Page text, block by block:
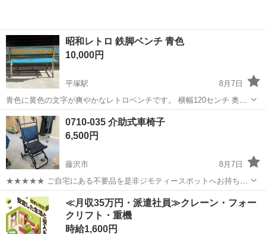
昭和レトロ 鉄脚ベンチ 青色
10,000円
平塚駅
8月7日
青色に黄色の文字が爽やかなレトロベンチです。 横幅120センチ 奥行
き58センチ 高さ64センチ 誤差はご容赦ください 1本脚の先がないで
す。その他全体的にダメージあり。 直せる方いかがでしょうか？ 自宅
前まで車で取...
神奈川 平塚市 椅子
0710-035 介助式車椅子
6,500円
藤沢市
8月7日
★★★★★ ご自宅にある不要品を是非ジモティースポットへお持ち込
みしませんか？ 家電、趣味・スポーツ・レジャー用品、こども用品、
衣料服飾品、生活雑貨、家具、本、CD・DVDなどが無料でまとめて持
ち込めます！ ※詳細はこ...
神奈川 藤沢市 椅子 車椅子
≪月収35万円・派遣社員≫クレーン・フォー
クリフト・重機
時給1,600円